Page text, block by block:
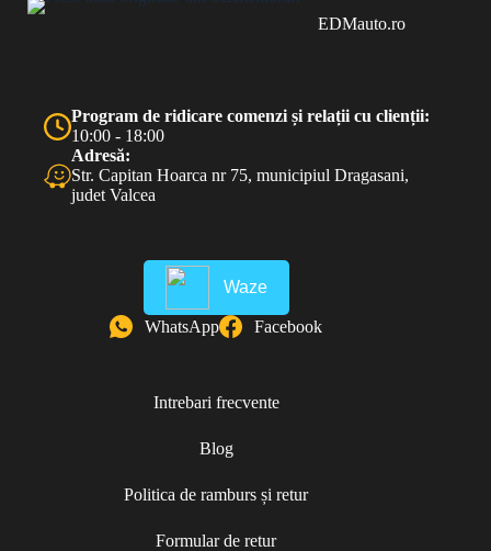
EDMauto.ro
Program de ridicare comenzi și relații cu clienții:
10:00 - 18:00
Adresă:
Str. Capitan Hoarca nr 75, municipiul Dragasani,
judet Valcea
Waze
WhatsApp Facebook
Intrebari frecvente
Blog
Politica de ramburs și retur
Formular de retur